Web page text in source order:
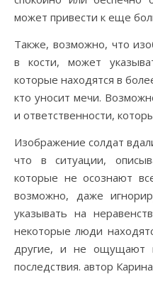
может привести к еще
Также, возможно, что
в кости, может
которые находятся в
кто уносит мечи.
и ответственности,
Изображение солдат
что в ситуации,
которые не осознают
возможно, даже
указывать на
некоторые люди
другие, и не ощущают
последствия. автор